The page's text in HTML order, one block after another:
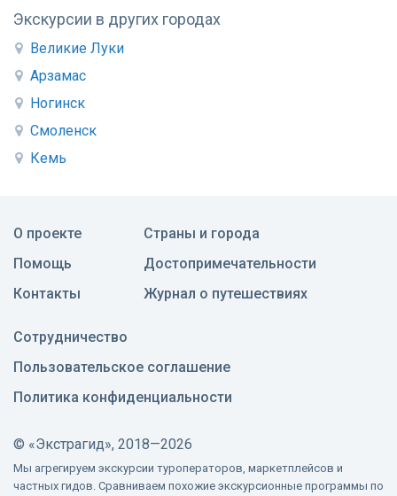
Экскурсии в других городах
Великие Луки
Арзамас
Ногинск
Смоленск
Кемь
О проекте
Помощь
Контакты
Страны и города
Достопримечательности
Журнал о путешествиях
Сотрудничество
Пользовательское соглашение
Политика конфиденциальности
© «Экстрагид», 2018—2026
Мы агрегируем экскурсии туроператоров, маркетплейсов и
частных гидов. Сравниваем похожие экскурсионные программы по